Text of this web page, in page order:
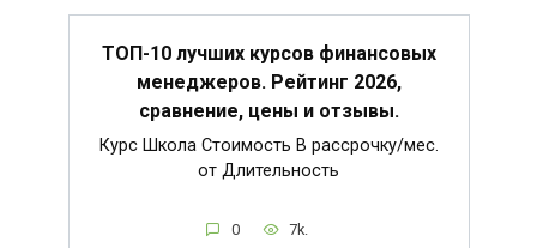
ТОП-10 лучших курсов финансовых
менеджеров. Рейтинг 2026,
сравнение, цены и отзывы.
Курс Школа Стоимость В рассрочку/мес.
от Длительность
0 7k.